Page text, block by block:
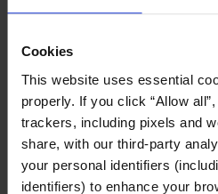
Cookies
This website uses essential
properly. If you click “Allow
trackers, including pixels and
share, with our third-party
your personal identifiers
identifiers) to enhance your
ダイバーシティ＆インクル
企業広報&パブリック・ア
マーケティング・オフィサ
社外取締役
サプライチェーン
人事責任者（CHRO）
産業・セクター